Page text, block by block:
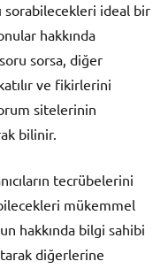
sorabilecekleri ideal bir
hakkında
sorsa, diğer
ve fikirlerini
sitelerinin
bilinir.
tecrübelerini
mükemmel
hakkında bilgi sahibi
diğerlerine